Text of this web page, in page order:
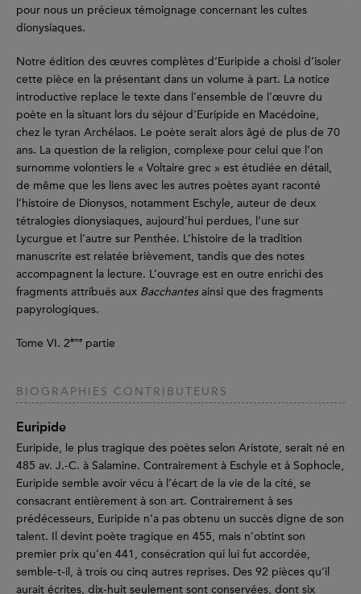
pour nous un précieux témoignage concernant les cultes
dionysiaques.
Notre édition des œuvres complètes d’Euripide a choisi d’isoler
cette pièce en la présentant dans un volume à part. La notice
introductive replace le texte dans l’ensemble de l’œuvre du
poète en la situant lors du séjour d’Euripide en Macédoine,
chez le tyran Archélaos. Le poète serait alors âgé de plus de 70
ans. La question de la religion, complexe pour celui que l’on
surnomme volontiers le « Voltaire grec » est étudiée en détail,
de même que les liens avec les autres poètes ayant raconté
l’histoire de Dionysos, notamment Eschyle, auteur de deux
tétralogies dionysiaques, aujourd’hui perdues, l’une sur
Lycurgue et l’autre sur Penthée. L’histoire de la tradition
manuscrite est relatée brièvement, tandis que des notes
accompagnent la lecture. L’ouvrage est en outre enrichi des
fragments attribués aux Bacchantesainsi que des fragments
papyrologiques.
Tome VI. 2ème partie
BIOGRAPHIES CONTRIBUTEURS
Euripide
Euripide, le plus tragique des poètes selon Aristote, serait né en
485 av. J.-C. à Salamine. Contrairement à Eschyle et à Sophocle,
Euripide semble avoir vécu à l’écart de la vie de la cité, se
consacrant entièrement à son art. Contrairement à ses
prédécesseurs, Euripide n’a pas obtenu un succès digne de son
talent. Il devint poète tragique en 455, mais n’obtint son
premier prix qu’en 441, consécration qui lui fut accordée,
semble-t-il, à trois ou cinq autres reprises. Des 92 pièces qu’il
aurait écrites, dix-huit seulement sont conservées, dont six